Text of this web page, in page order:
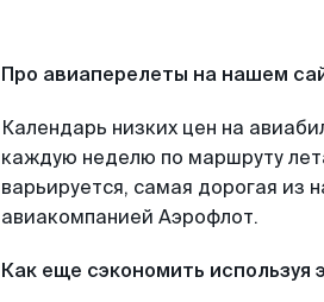
Про авиаперелеты на нашем
Календарь низких цен на
каждую неделю по маршруту
варьируется, самая дорогая из
авиакомпанией Аэрофлот.
Как еще сэкономить